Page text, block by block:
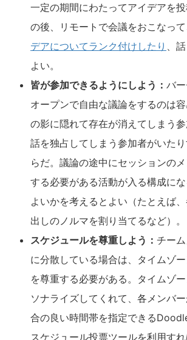
一定の期間にわたってアイデアを
の後、リモートで会議をおこなって
デアについてランク付けしたり
、
よい。
皆が参加できるようにしよう： バー
オープンで自由な議論をするのは
の影に隠れて存在が消えてしまう
話を独占してしまう参加者がいた
らだ。議論の途中にセッションの
する必要がある活動が入る構成に
よいかを考えるとよい（たとえば
出しのノルマを割り当てるなど）。
スケジュールを尊重しよう： チー
に分散している場合は、タイムゾ
を尊重する必要がある。タイムゾ
ソナライズしてくれて、各メンバ
合の良い時間帯を指定できる
スケジュール投票ツールを利用す